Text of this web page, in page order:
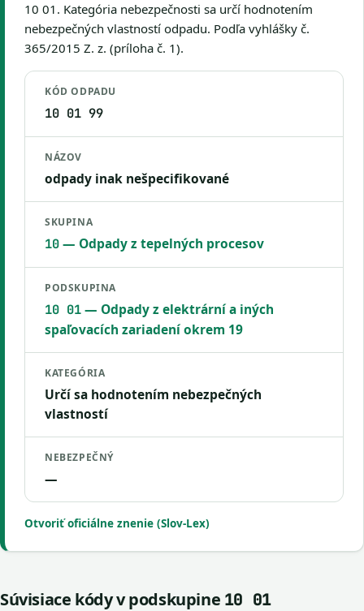
10 01. Kategória nebezpečnosti sa určí hodnotením
nebezpečných vlastností odpadu. Podľa vyhlášky č.
365/2015 Z. z. (príloha č. 1).
KÓD ODPADU
10 01 99
NÁZOV
odpady inak nešpecifikované
SKUPINA
10— Odpady z tepelných procesov
PODSKUPINA
10 01— Odpady z elektrární a iných
spaľovacích zariadení okrem 19
KATEGÓRIA
Určí sa hodnotením nebezpečných
vlastností
NEBEZPEČNÝ
—
Otvoriť oficiálne znenie (Slov-Lex)
Súvisiace kódy v podskupine 10 01